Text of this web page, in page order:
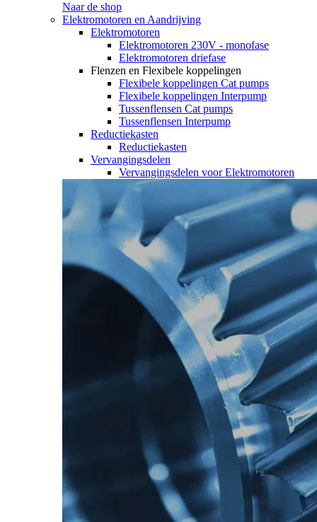
Naar de shop
Elektromotoren en Aandrijving
Elektromotoren
Elektromotoren 230V - monofase
Elektromotoren driefase
Flenzen en Flexibele koppelingen
Flexibele koppelingen Cat pumps
Flexibele koppelingen Interpump
Tussenflensen Cat pumps
Tussenflensen Interpump
Reductiekasten
Reductiekasten
Vervangingsdelen
Vervangingsdelen voor Elektromotoren